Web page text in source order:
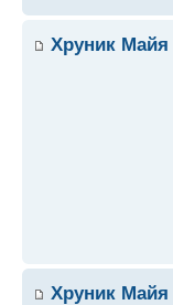
Хруник Майя
Хруник Майя